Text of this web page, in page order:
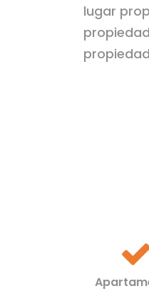
watches
for
ladies
lugar